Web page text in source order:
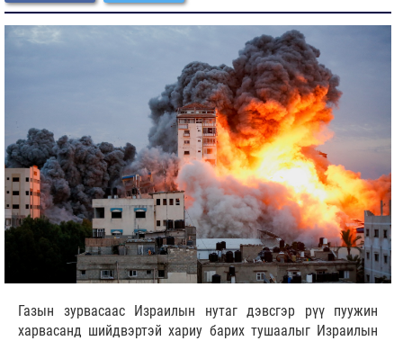
Газын зурвасаас Израилын нутаг дэвсгэр рүү пуужин
харвасанд шийдвэртэй хариу барих тушаалыг Израилын